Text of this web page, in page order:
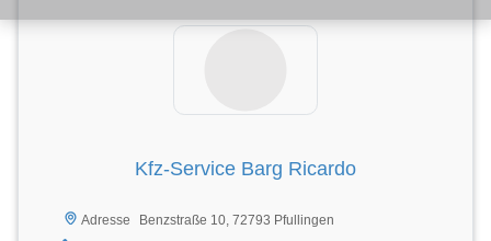
Kfz-Service Barg Ricardo
Adresse
Benzstraße 10, 72793 Pfullingen